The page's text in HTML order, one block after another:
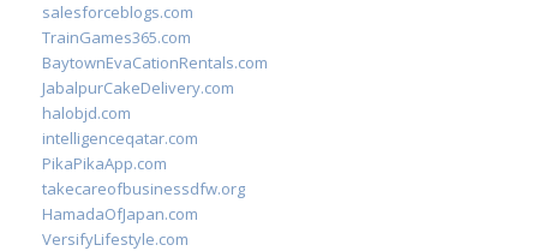
salesforceblogs.com
TrainGames365.com
BaytownEvaCationRentals.com
JabalpurCakeDelivery.com
halobjd.com
intelligenceqatar.com
PikaPikaApp.com
takecareofbusinessdfw.org
HamadaOfJapan.com
VersifyLifestyle.com